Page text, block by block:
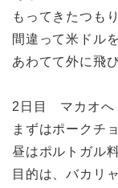
もってきたつも
間違って米ドル
あわてて外に飛
2日目 マカオへ
まずはポークチ
昼はポルトガル
目的は、バカリ